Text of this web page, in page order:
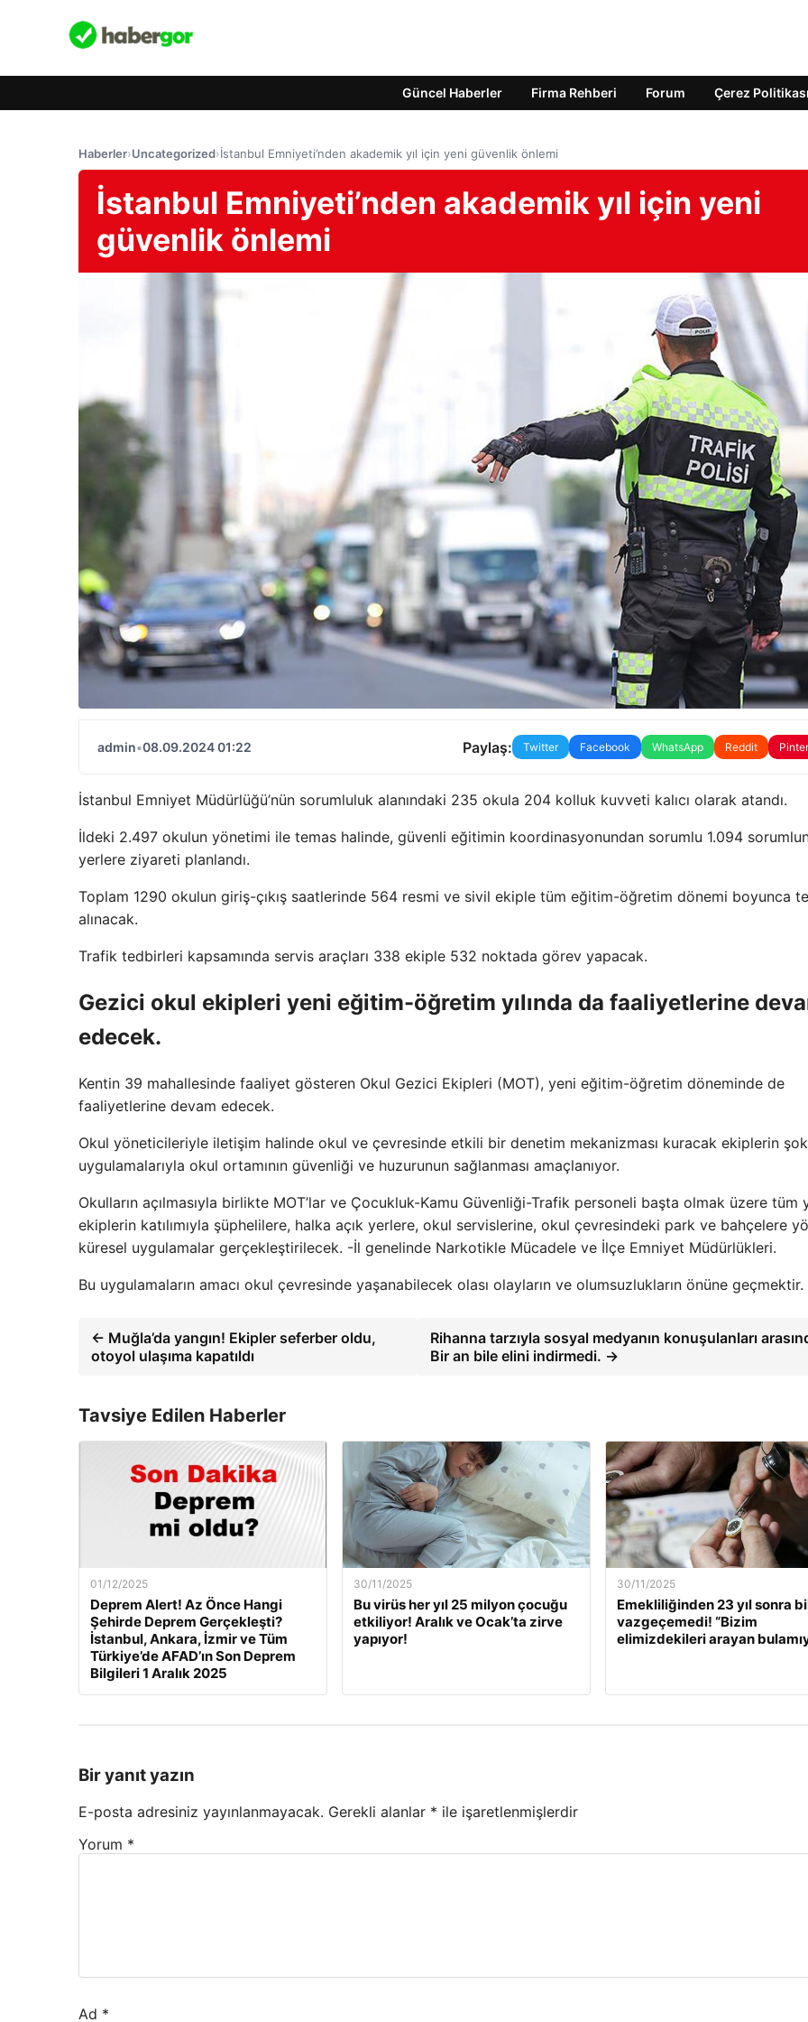
Güncel Haberler Firma Rehberi Forum Çerez Politikası
Haberler›Uncategorized›İstanbul Emniyeti’nden akademik yıl için yeni güvenlik önlemi
İstanbul Emniyeti’nden akademik yıl için yeni
güvenlik önlemi
admin•08.09.2024 01:22 Paylaş: Twitter Facebook WhatsApp Reddit
İstanbul Emniyet Müdürlüğü’nün sorumluluk alanındaki 235 okula 204 kolluk kuvveti kalıcı olarak atandı.
İldeki 2.497 okulun yönetimi ile temas halinde, güvenli eğitimin koordinasyonundan sorumlu 1.094
yerlere ziyareti planlandı.
Toplam 1290 okulun giriş-çıkış saatlerinde 564 resmi ve sivil ekiple tüm eğitim-öğretim dönemi boyunca
alınacak.
Trafik tedbirleri kapsamında servis araçları 338 ekiple 532 noktada görev yapacak.
Gezici okul ekipleri yeni eğitim-öğretim yılında da faaliyetlerine
edecek.
Kentin 39 mahallesinde faaliyet gösteren Okul Gezici Ekipleri (MOT), yeni eğitim-öğretim döneminde de
faaliyetlerine devam edecek.
Okul yöneticileriyle iletişim halinde okul ve çevresinde etkili bir denetim mekanizması kuracak ekiplerin şok
uygulamalarıyla okul ortamının güvenliği ve huzurunun sağlanması amaçlanıyor.
Okulların açılmasıyla birlikte MOT’lar ve Çocukluk-Kamu Güvenliği-Trafik personeli başta olmak üzere tüm
ekiplerin katılımıyla şüphelilere, halka açık yerlere, okul servislerine, okul çevresindeki park ve bahçelere
küresel uygulamalar gerçekleştirilecek. -İl genelinde Narkotikle Mücadele ve İlçe Emniyet Müdürlükleri.
Bu uygulamaların amacı okul çevresinde yaşanabilecek olası olayların ve olumsuzlukların önüne geçmektir.
← Muğla’da yangın! Ekipler seferber oldu,
otoyol ulaşıma kapatıldı
Rihanna tarzıyla sosyal medyanın konuşulanları
Bir an bile elini indirmedi. →
Tavsiye Edilen Haberler
01/12/2025
Deprem Alert! Az Önce Hangi
Şehirde Deprem Gerçekleşti?
İstanbul, Ankara, İzmir ve Tüm
Türkiye’de AFAD’ın Son Deprem
Bilgileri 1 Aralık 2025
30/11/2025
Bu virüs her yıl 25 milyon çocuğu
etkiliyor! Aralık ve Ocak’ta zirve
yapıyor!
30/11/2025
Emekliliğinden 23 yıl sonra
vazgeçemedi! “Bizim
elimizdekileri arayan
Bir yanıt yazın
E-posta adresiniz yayınlanmayacak. Gerekli alanlar * ile işaretlenmişlerdir
Yorum *
Ad *